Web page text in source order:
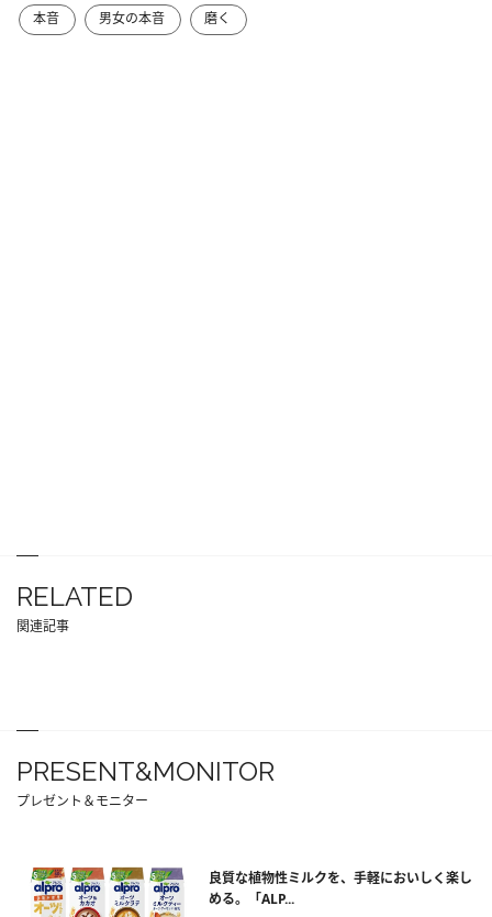
本音 男女の本音 磨く
RELATED
関連記事
PRESENT&MONITOR
プレゼント＆モニター
良質な植物性ミルクを、手軽においしく楽し
める。「ALP...